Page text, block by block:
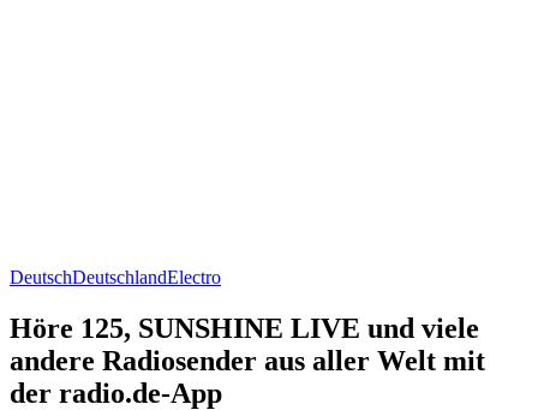
DeutschDeutschlandElectro
Höre 125, SUNSHINE LIVE und viele
andere Radiosender aus aller Welt mit
der radio.de-App